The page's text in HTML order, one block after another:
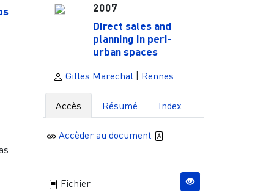
2007
Direct sales and
planning in peri-
urban spaces
Gilles Marechal | Rennes
Accès Résumé Index
Accèder au document
Fichier